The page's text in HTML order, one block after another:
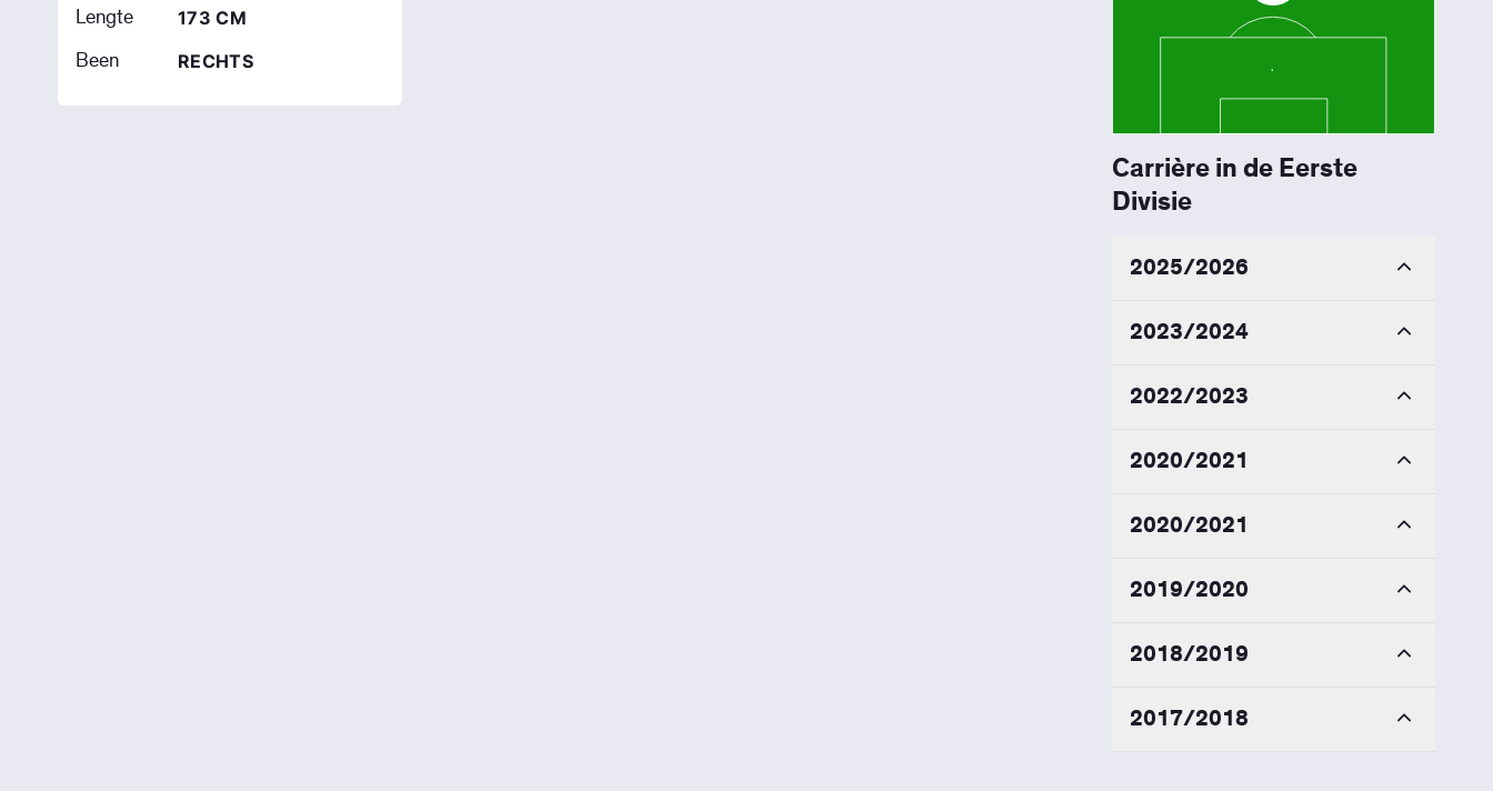
Lengte 173 CM
Been RECHTS
Carrière in de Eerste
Divisie
2025/2026
2023/2024
2022/2023
2020/2021
2020/2021
2019/2020
2018/2019
2017/2018